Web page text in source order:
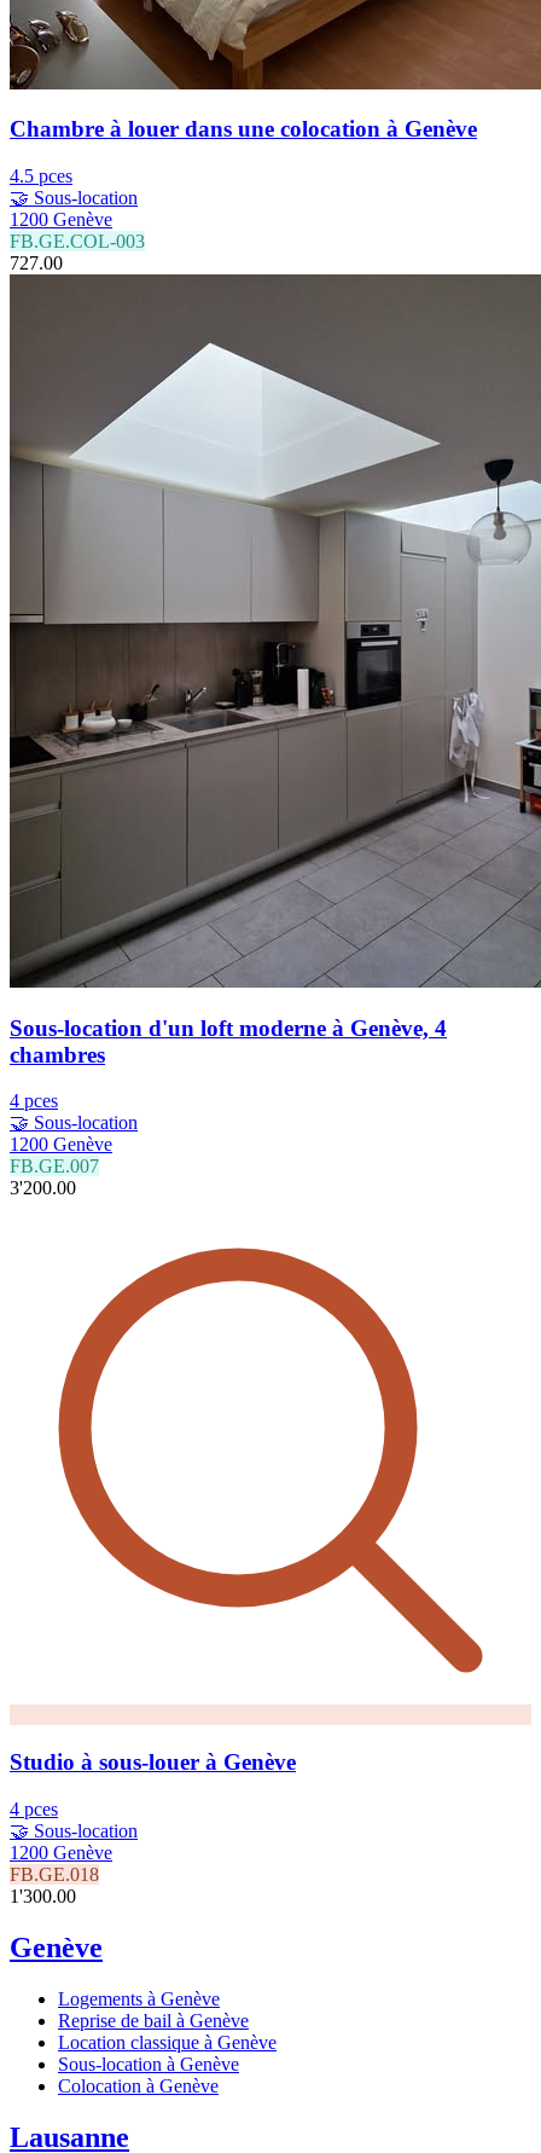
Chambre à louer dans une colocation à Genève
4.5 pces
🤝 Sous-location
1200 Genève
FB.GE.COL-003
727.00
Sous-location d'un loft moderne à Genève, 4
chambres
4 pces
🤝 Sous-location
1200 Genève
FB.GE.007
3'200.00
Studio à sous-louer à Genève
4 pces
🤝 Sous-location
1200 Genève
FB.GE.018
1'300.00
Genève
Logements à Genève
Reprise de bail à Genève
Location classique à Genève
Sous-location à Genève
Colocation à Genève
Lausanne